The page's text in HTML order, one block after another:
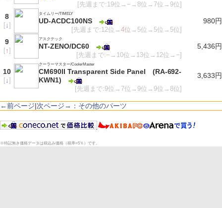
[先週まで:19位→−→8位→7位→9位]
8
[↓]
タイムリー/TIMELY
UD-ACDC100NS
[先週まで:12位→4位 →5位→5位→5位]
980円
9
[↑]
アスクテック
NT-ZENO/DC60
[先週まで:−→10位→13位→12位→−]
5,436円
10
[↓]
クーラーマスター/CoolerMaster
CM690II Transparent Side Panel (RA-692-
KWN1)
[先週まで:9位→7位→9位→9位→8位]
3,633円
←前ページ|次ページ→：その他のパーツ
※特記無き価格データは税込み価格（税率=5％）です。